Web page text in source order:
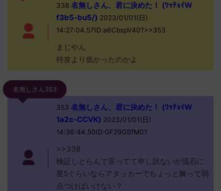
338名無しさん、君に決めた！ (ﾜｯﾁｮｲW
f3b5-bu5/) 2023/01/01(日)
14:27:04.57ID:a6CbspV40?>>353
まじやん
特攻より低かったのかよ
名無しさん353
353 名無しさん、君に決めた！ (ﾜｯﾁｮｲW
1a2c-CCVK) 2023/01/01(日)
14:36:44.50ID:GF29GSfM0?
>>338
検証しとらんで言ってて申し訳ないが流石に
星5ぐらいならアタッカーでちょっと舞って弱
点つけばいけない？